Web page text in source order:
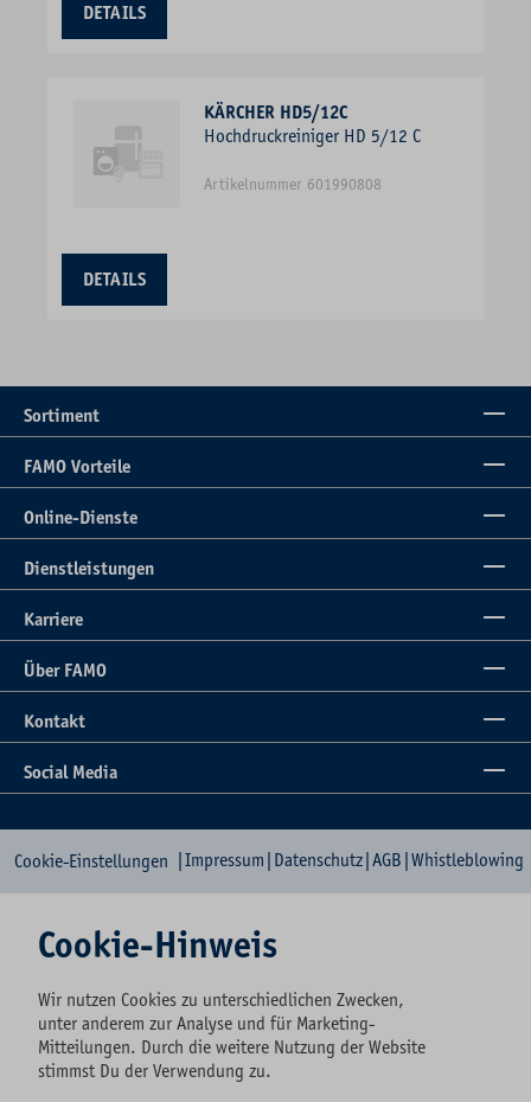
DETAILS
KÄRCHER HD5/12C
Hochdruckreiniger HD 5/12 C
Artikelnummer 601990808
DETAILS
Sortiment
FAMO Vorteile
Online-Dienste
Dienstleistungen
Karriere
Über FAMO
Kontakt
Social Media
Cookie-Einstellungen Impressum Datenschutz AGB Whistleblowing
Cookie-Hinweis
Wir nutzen Cookies zu unterschiedlichen Zwecken,
unter anderem zur Analyse und für Marketing-
Mitteilungen. Durch die weitere Nutzung der Website
stimmst Du der Verwendung zu.